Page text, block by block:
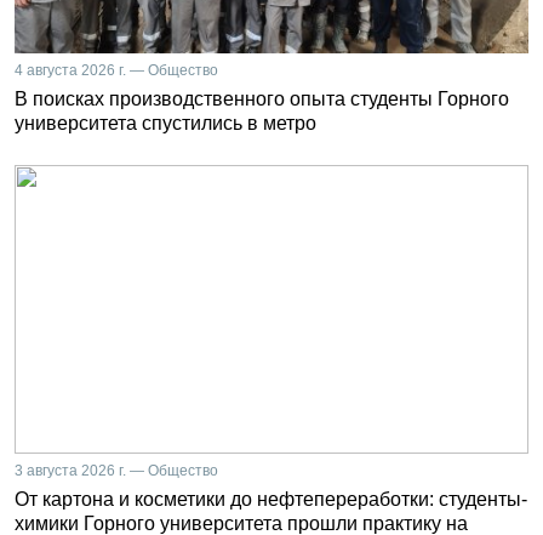
4 августа 2026 г. — Общество
В поисках производственного опыта студенты Горного
университета спустились в метро
3 августа 2026 г. — Общество
От картона и косметики до нефтепереработки: студенты-
химики Горного университета прошли практику на